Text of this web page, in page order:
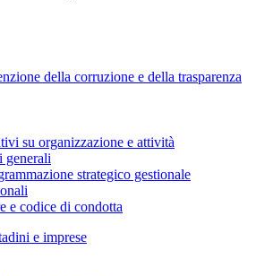
della corruzione e della trasparenza
su organizzazione e attività
generali
strategico gestionale
e codice di condotta
e imprese